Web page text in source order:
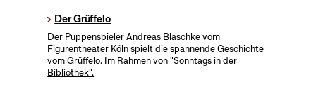
Der Grüffelo
Der Puppenspieler Andreas Blaschke vom
Figurentheater Köln spielt die spannende Geschichte
vom Grüffelo. Im Rahmen von "Sonntags in der
Bibliothek".